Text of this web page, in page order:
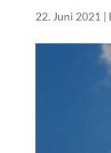
22. Juni 2021 |